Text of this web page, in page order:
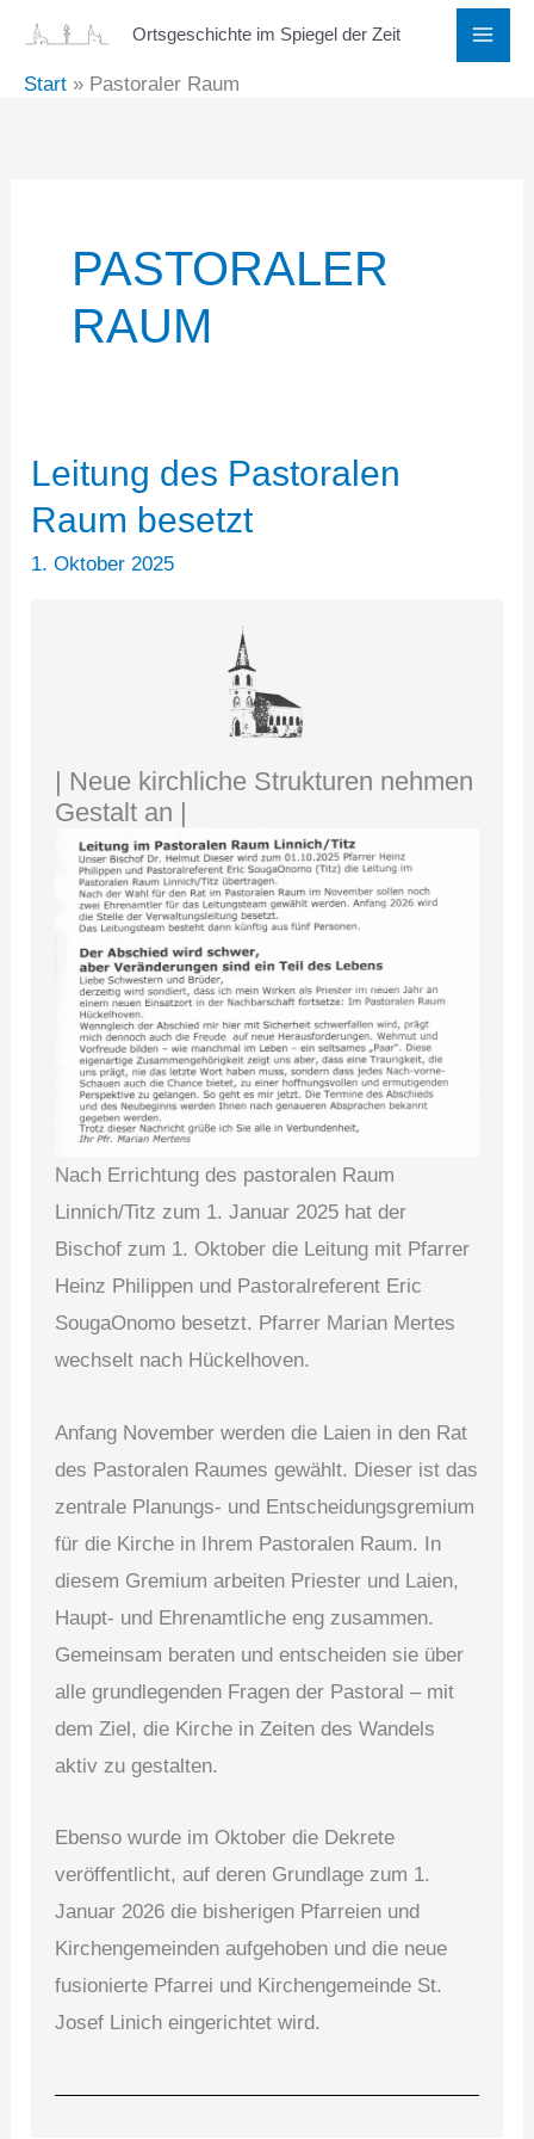
springen
Ortsgeschichte im Spiegel der Zeit
Start Pastoraler Raum
PASTORALER
RAUM
Leitung des Pastoralen
Raum besetzt
1. Oktober 2025
| Neue kirchliche Strukturen nehmen
Gestalt an |
Nach Errichtung des pastoralen Raum
Linnich/Titz zum 1. Januar 2025 hat der
Bischof zum 1. Oktober die Leitung mit Pfarrer
Heinz Philippen und Pastoralreferent Eric
SougaOnomo besetzt. Pfarrer Marian Mertes
wechselt nach Hückelhoven.
Anfang November werden die Laien in den Rat
des Pastoralen Raumes gewählt. Dieser ist das
zentrale Planungs- und Entscheidungsgremium
für die Kirche in Ihrem Pastoralen Raum. In
diesem Gremium arbeiten Priester und Laien,
Haupt- und Ehrenamtliche eng zusammen.
Gemeinsam beraten und entscheiden sie über
alle grundlegenden Fragen der Pastoral – mit
dem Ziel, die Kirche in Zeiten des Wandels
aktiv zu gestalten.
Ebenso wurde im Oktober die Dekrete
veröffentlicht, auf deren Grundlage zum 1.
Januar 2026 die bisherigen Pfarreien und
Kirchengemeinden aufgehoben und die neue
fusionierte Pfarrei und Kirchengemeinde St.
Josef Linich eingerichtet wird.